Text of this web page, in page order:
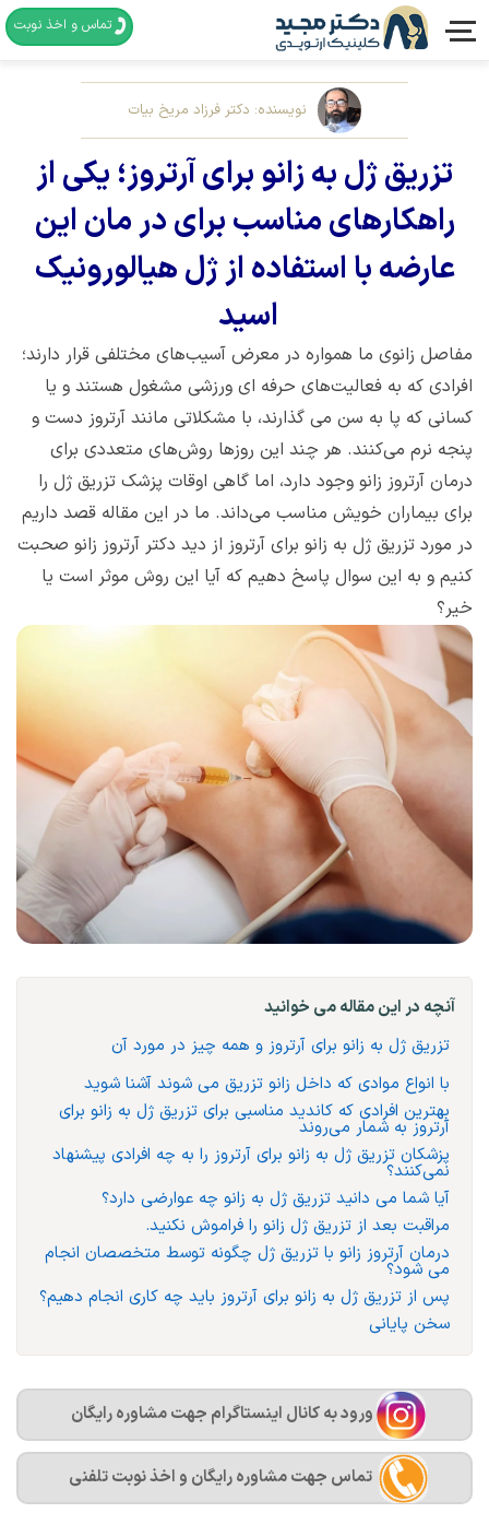
نویسنده: دکتر فرزاد مریخ بیات
تزریق ژل به زانو برای آرتروز؛ یکی از
راهکارهای مناسب برای در مان این
عارضه با استفاده از ژل هیالورونیک
اسید
مفاصل زانوی ما همواره در معرض آسیب‌های مختلفی قرار دارند؛
افرادی که به فعالیت‌های حرفه ای ورزشی مشغول هستند و یا
کسانی که پا به سن می گذارند، با مشکلاتی مانند آرتروز دست و
پنجه نرم می‌کنند. هر چند این روزها روش‌های متعددی برای
درمان آرتروز زانو وجود دارد، اما گاهی اوقات پزشک تزریق ژل را
برای بیماران خویش مناسب می‌داند. ما در این مقاله قصد داریم
در مورد تزریق ژل به زانو برای آرتروز از دید دکتر آرتروز زانو صحبت
کنیم و به این سوال پاسخ دهیم که آیا این روش موثر است یا
خیر؟
آنچه در این مقاله می خوانید
تزریق ژل به زانو برای آرتروز و همه چیز در مورد آن
با انواع موادی که داخل زانو تزریق می‌ شوند آشنا شوید
بهترین افرادی که کاندید مناسبی برای تزریق ژل به زانو برای
آرتروز به شمار می‌روند
پزشکان تزریق ژل به زانو برای آرتروز را به چه افرادی پیشنهاد
نمی‌کنند؟
آیا شما می دانید تزریق ژل به زانو چه عوارضی دارد؟
مراقبت بعد از تزریق ژل زانو را فراموش نکنید.
درمان آرتروز زانو با تزریق ژل چگونه توسط متخصصان انجام
می‌ شود؟
پس از تزریق ژل به زانو برای آرتروز باید چه کاری انجام دهیم؟
سخن پایانی
ورود به کانال اینستاگرام جهت مشاوره رایگان
تماس جهت مشاوره رايگان و اخذ نوبت تلفنی
تماس و اخذ نوبت